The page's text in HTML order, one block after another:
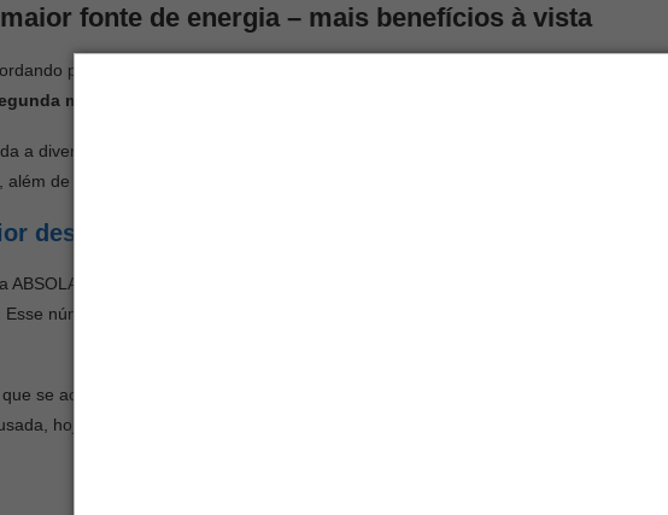
fonte de energia – mais benefícios à vista
para os benefícios da energia solar. Assim, sua expansão deve colocar a
maior fonte
a diversificar o abastecimento de energia elétrica do país. Assim, também diminui a
de reduzir o risco de mais aumentos na conta de luz dos consumidores.
desafio na área de energias renováveis?
ABSOLAR, no segmento de geração distribuída já temos praticamente 13,5 GW de
número é equivalente a aproximadamente R$ 73,9 bilhões em investimentos e
que se acumulam desde 2012 e se espalham pelas cinco regiões do país. Assim, a
hoje, em 99,9% de todas as conexões de geração própria no Brasil e lidera esse